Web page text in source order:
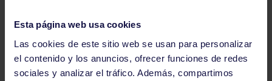
Esta página web usa cookies
Las cookies de este sitio web se usan para personalizar
el contenido y los anuncios, ofrecer funciones de redes
sociales y analizar el tráfico. Además, compartimos
SENIOR MASC. B: ARGAÑOSA – RGCC
583 584 585 586 587 588 589